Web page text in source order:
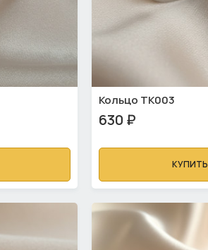
Кольцо ТК003
630 ₽
КУПИТЬ